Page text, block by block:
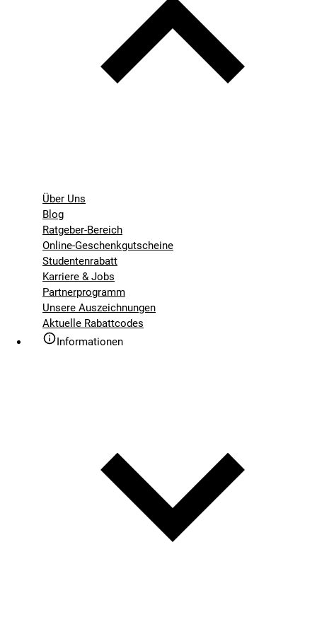
Über Uns
Blog
Ratgeber-Bereich
Online-Geschenkgutscheine
Studentenrabatt
Karriere & Jobs
Partnerprogramm
Unsere Auszeichnungen
Aktuelle Rabattcodes
Informationen